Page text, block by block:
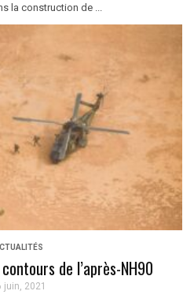
la construction de ...
contours de l’après-NH90
juin, 2021